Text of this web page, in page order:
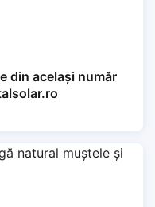
din același număr